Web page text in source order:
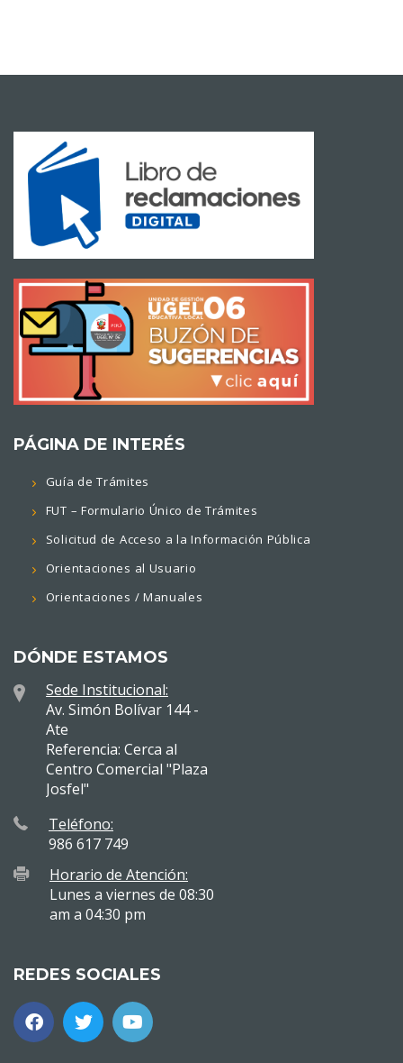
PÁGINA DE INTERÉS
Guía de Trámites
FUT – Formulario Único de Trámites
Solicitud de Acceso a la Información Pública
Orientaciones al Usuario
Orientaciones / Manuales
DÓNDE ESTAMOS
Sede Institucional:
Av. Simón Bolívar 144 -
Ate
Referencia: Cerca al
Centro Comercial "Plaza
Josfel"
Teléfono:
986 617 749
Horario de Atención:
Lunes a viernes de 08:30
am a 04:30 pm
REDES SOCIALES